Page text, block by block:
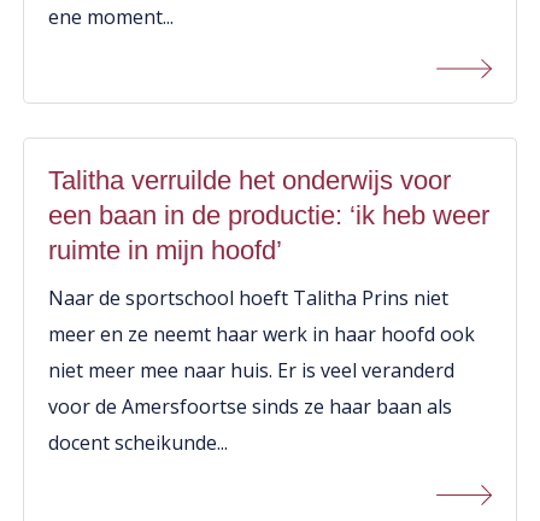
ene moment...
Talitha verruilde het onderwijs voor
een baan in de productie: ‘ik heb weer
ruimte in mijn hoofd’
Naar de sportschool hoeft Talitha Prins niet
meer en ze neemt haar werk in haar hoofd ook
niet meer mee naar huis. Er is veel veranderd
voor de Amersfoortse sinds ze haar baan als
docent scheikunde...